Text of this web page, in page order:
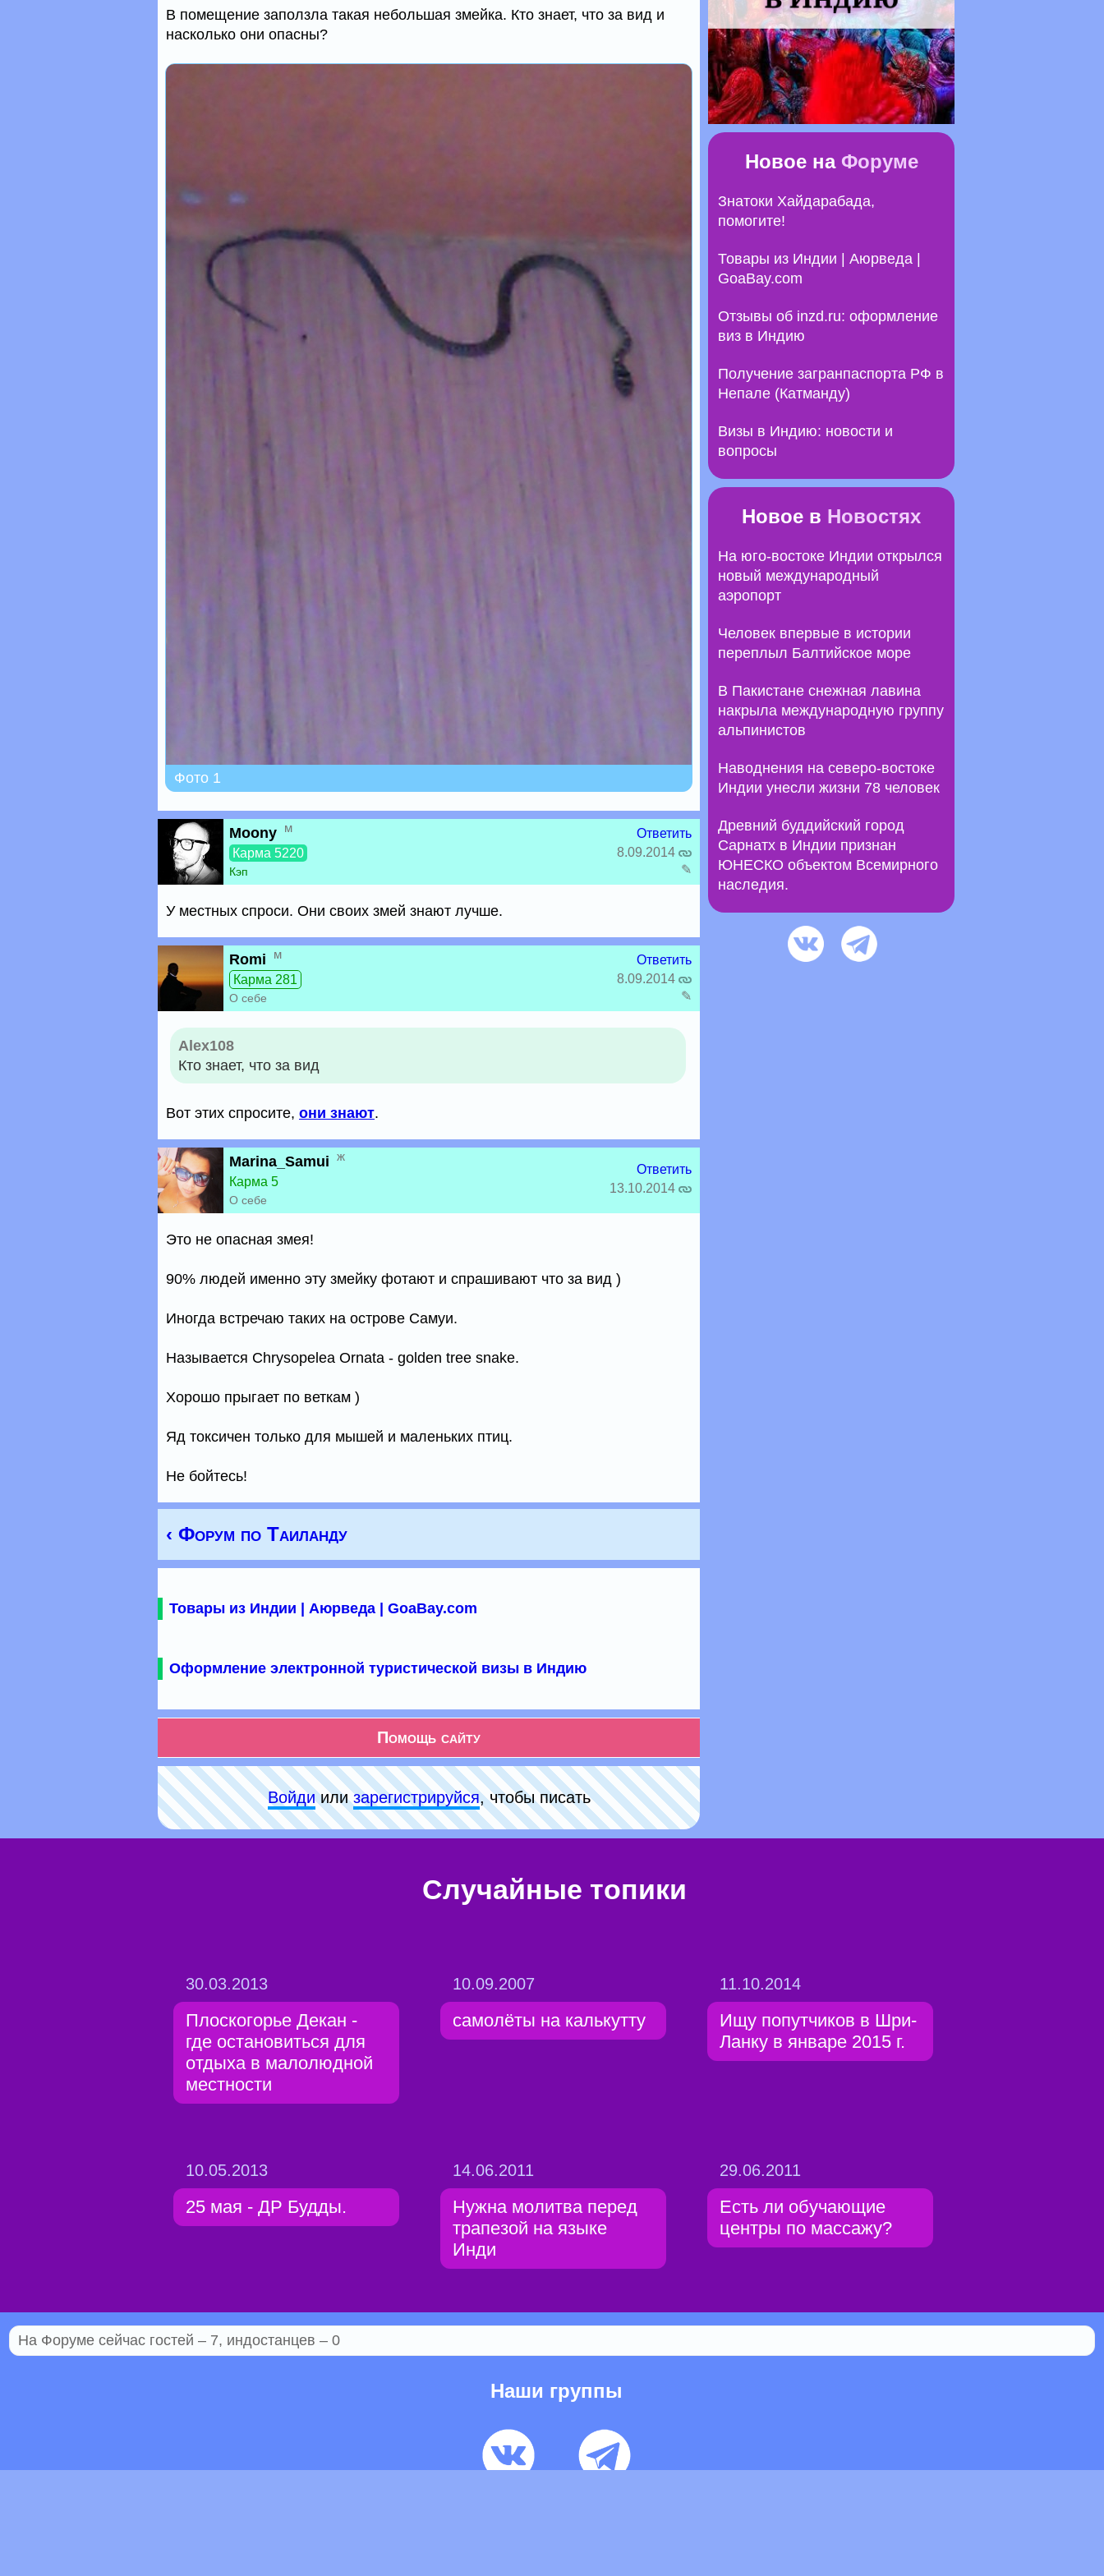
В помещение заползла такая небольшая змейка. Кто знает, что за вид и
насколько они опасны?
Фото 1
Moony м
Карма 5220
Кэп
Ответить
8.09.2014
✎
У местных спроси. Они своих змей знают лучше.
Romi
м
Карма 281
О себе
Ответить
8.09.2014
✎
Alex108
Кто знает, что за вид
Вот этих спросите, они знают.
Marina_Samui ж
Карма 5
О себе
Ответить
13.10.2014
Это не опасная змея!
90% людей именно эту змейку фотают и спрашивают что за вид )
Иногда встречаю таких на острове Самуи.
Называется Chrysopelea Ornata - golden tree snake.
Хорошо прыгает по веткам )
Яд токсичен только для мышей и маленьких птиц.
Не бойтесь!
‹ Форум по Таиланду
Товары из Индии | Аюрведа | GoaBay.com
Оформление электронной туристической визы в Индию
Помощь сайту
Войдиилизарeгиcтpируйся, чтобы писать
Новое на Форуме
Знатоки Хайдарабада,
помогите!
Товары из Индии | Аюрведа |
GoaBay.com
Отзывы об inzd.ru: оформление
виз в Индию
Получение загранпаспорта РФ в
Непале (Катманду)
Визы в Индию: новости и
вопросы
Новое в Новостях
На юго-востоке Индии открылся
новый международный
аэропорт
Человек впервые в истории
переплыл Балтийское море
В Пакистане снежная лавина
накрыла международную группу
альпинистов
Наводнения на северо-востоке
Индии унесли жизни 78 человек
Древний буддийский город
Сарнатх в Индии признан
ЮНЕСКО объектом Всемирного
наследия.
Случайные топики
30.03.2013
Плоскогорье Декан -
где остановиться для
отдыха в малолюдной
местности
10.09.2007
самолёты на калькутту
11.10.2014
Ищу попутчиков в Шри-
Ланку в январе 2015 г.
10.05.2013
25 мая - ДР Будды.
14.06.2011
Нужна молитва перед
трапезой на языке
Инди
29.06.2011
Есть ли обучающие
центры по массажу?
На Форуме сейчас гостей – 7, индостанцев – 0
Наши группы